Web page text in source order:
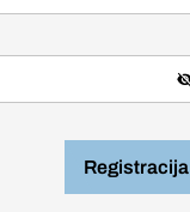
Registracija